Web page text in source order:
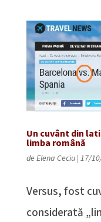
Un cuvânt din
limba română
deElena Ceciu| 17/
Versus, fost
considerată